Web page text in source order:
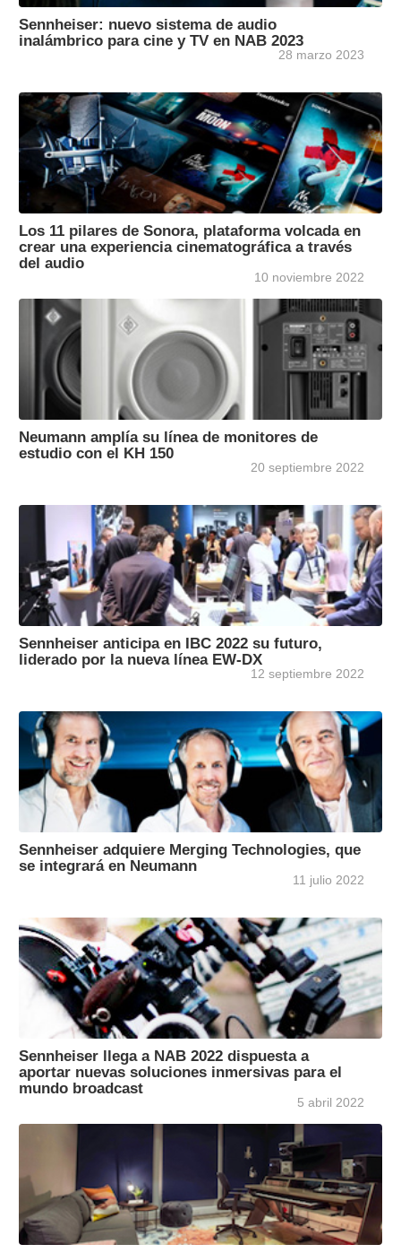
Sennheiser: nuevo sistema de audio
inalámbrico para cine y TV en NAB 2023
28 marzo 2023
Los 11 pilares de Sonora, plataforma volcada en
crear una experiencia cinematográfica a través
del audio
10 noviembre 2022
Neumann amplía su línea de monitores de
estudio con el KH 150
20 septiembre 2022
Sennheiser anticipa en IBC 2022 su futuro,
liderado por la nueva línea EW-DX
12 septiembre 2022
Sennheiser adquiere Merging Technologies, que
se integrará en Neumann
11 julio 2022
Sennheiser llega a NAB 2022 dispuesta a
aportar nuevas soluciones inmersivas para el
mundo broadcast
5 abril 2022